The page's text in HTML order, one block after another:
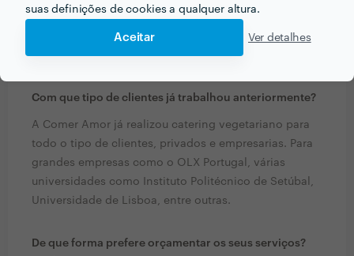
suas definições de cookies a qualquer altura.
Aceitar Ver detalhes
vegetariano, a Comer Amor é líder de mercado e
significado de excelência no que toca a catering
vegetariano para eventos.
Com que tipo de clientes já trabalhou anteriormente?
A Comer Amor já realizou catering vegetariano para
todo o tipo de clientes, privados e empresarias. Para
grandes empresas como o OLX Portugal, várias
universidades como Instituto Politécnico de Setúbal,
Universidade de Lisboa, entre outras.
De que forma prefere orçamentar os seus serviços?